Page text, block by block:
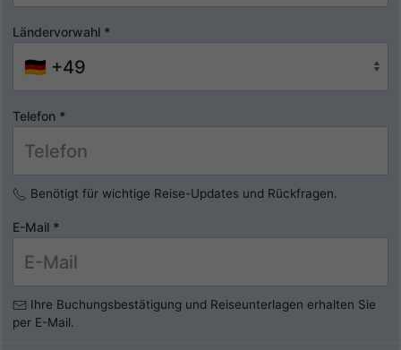
Ländervorwahl *
Telefon *
Benötigt für wichtige Reise-Updates und Rückfragen.
E-Mail *
Ihre Buchungsbestätigung und Reiseunterlagen erhalten Sie
per E-Mail.